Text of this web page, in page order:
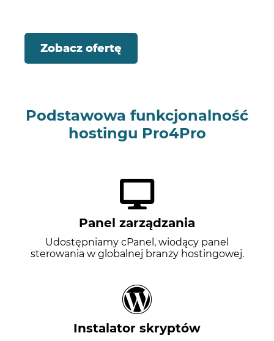
Zobacz ofertę
Podstawowa funkcjonalność
hostingu Pro4Pro
Panel zarządzania
Udostępniamy cPanel, wiodący panel
sterowania w globalnej branży hostingowej.
Instalator skryptów